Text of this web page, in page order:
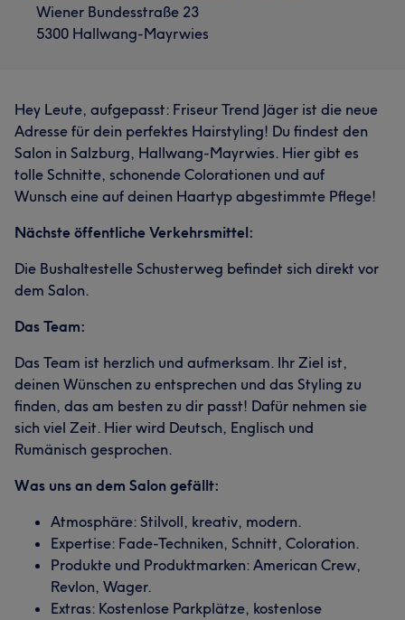
Wiener Bundesstraße 23
5300 Hallwang-Mayrwies
Hey Leute, aufgepasst: Friseur Trend Jäger ist die neue
Adresse für dein perfektes Hairstyling! Du findest den
Salon in Salzburg, Hallwang-Mayrwies. Hier gibt es
tolle Schnitte, schonende Colorationen und auf
Wunsch eine auf deinen Haartyp abgestimmte Pflege!
Nächste öffentliche Verkehrsmittel:
Die Bushaltestelle Schusterweg befindet sich direkt vor
dem Salon.
Das Team:
Das Team ist herzlich und aufmerksam. Ihr Ziel ist,
deinen Wünschen zu entsprechen und das Styling zu
finden, das am besten zu dir passt! Dafür nehmen sie
sich viel Zeit. Hier wird Deutsch, Englisch und
Rumänisch gesprochen.
Was uns an dem Salon gefällt:
Atmosphäre: Stilvoll, kreativ, modern.
Expertise: Fade-Techniken, Schnitt, Coloration.
Produkte und Produktmarken: American Crew,
Revlon, Wager.
Extras: Kostenlose Parkplätze, kostenlose